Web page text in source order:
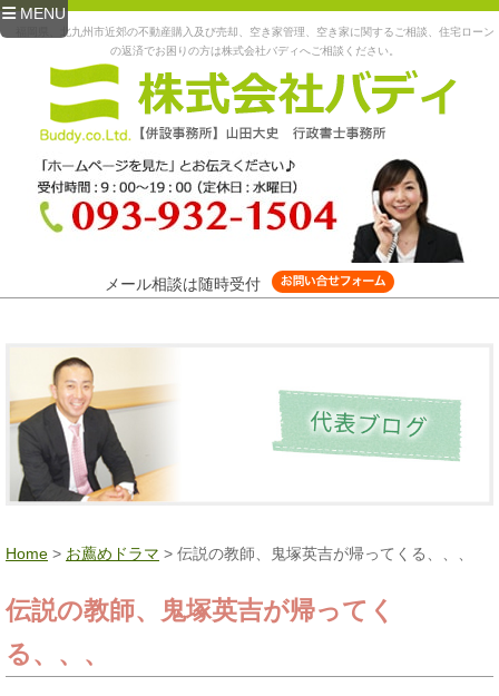
MENU
福岡県、北九州市近郊の不動産購入及び売却、空き家管理、空き家に関するご相談、住宅ローン
の返済でお困りの方は株式会社バディへご相談ください。
メール相談は随時受付
Home > お薦めドラマ > 伝説の教師、鬼塚英吉が帰ってくる、、、
伝説の教師、鬼塚英吉が帰ってく
る、、、